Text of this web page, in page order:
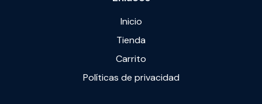
Inicio
Tienda
Carrito
Políticas de privacidad